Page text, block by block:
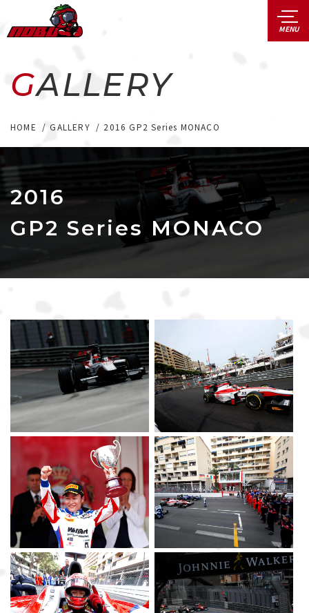
GALLERY
HOME GALLERY 2016 GP2 Series MONACO
2016
GP2 Series MONACO